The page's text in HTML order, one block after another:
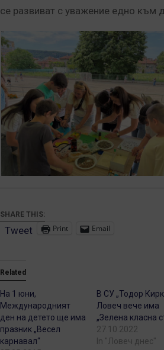
се развиват с уважение едно към
SHARE THIS:
Tweet Print Email
Related
На 1 юни,
Международният
ден на детето ще има
празник „Весел
карнавал“
В СУ „Тодор
Ловеч вече има
„Зелена класна
27.10.2022
In "Ловеч днес"